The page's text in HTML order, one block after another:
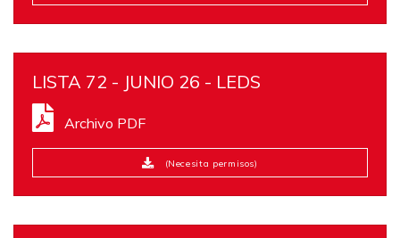
LISTA 72 - JUNIO 26 - LEDS
Archivo PDF
(Necesita permisos)